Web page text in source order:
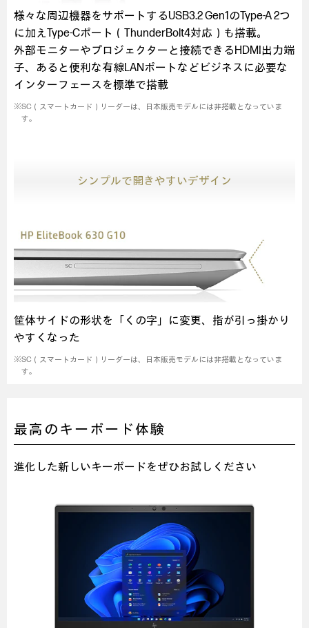
様々な周辺機器をサポートするUSB3.2 Gen1のType-A 2つ
に加えType-Cポート（ThunderBolt4対応）も搭載。
外部モニターやプロジェクターと接続できるHDMI出力端
子、 あると便利な有線LANポートなどビジネスに必要な
インターフェースを標準で搭載
※SC（スマートカード）リーダーは、日本販売モデルには非搭載となっていま
す。
シンプルで開きやすいデザイン
筐体サイドの形状を「くの字」に変更、指が引っ掛かり
やすくなった
※SC（スマートカード）リーダーは、日本販売モデルには非搭載となっていま
す。
最高のキーボード体験
進化した新しいキーボードをぜひお試しください